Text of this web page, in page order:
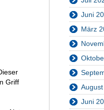
Griff
Juni
März
Juni